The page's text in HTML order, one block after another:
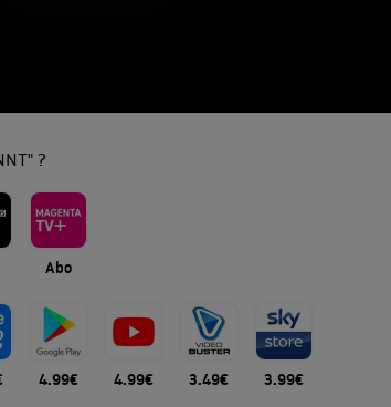
?
Abo
4.99€ 4.99€ 3.49€ 3.99€